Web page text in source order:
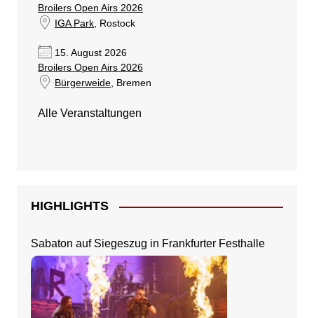
Broilers Open Airs 2026
IGA Park, Rostock
15. August 2026
Broilers Open Airs 2026
Bürgerweide, Bremen
Alle Veranstaltungen
HIGHLIGHTS
Sabaton auf Siegeszug in Frankfurter Festhalle